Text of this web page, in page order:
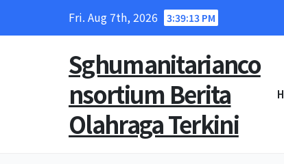
Fri. Aug 7th, 2026 3:39:14 PM
Sghumanitarianco
nsortium Berita
Olahraga Terkini